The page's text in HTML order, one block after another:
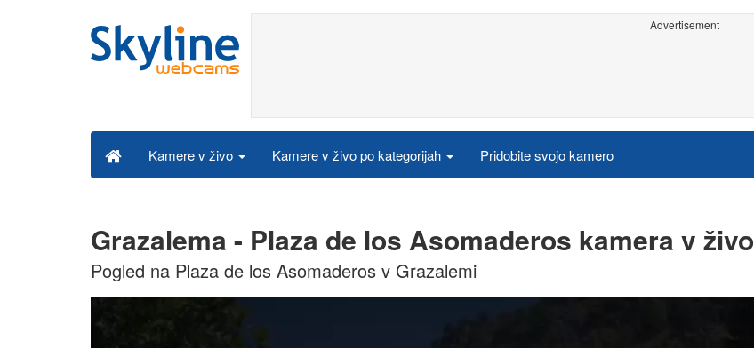
Advertisement
Kamere v živo Kamere v živo po kategorijah Pridobite svojo kamero
Grazalema - Plaza de los Asomaderos kamera v živo
Pogled na Plaza de los Asomaderos v Grazalemi